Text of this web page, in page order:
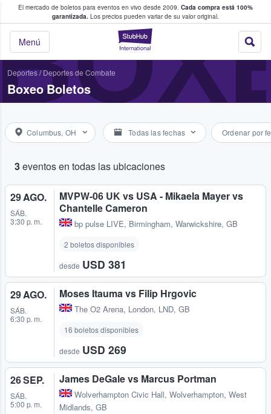
El mercado de boletos para eventos en vivo desde 2009. Cada compra está 100%
garantizada. Los precios pueden variar de su valor original.
StubHub: donde
Menú
fans compran y venden boletos
Deportes/Deportes de Combate
Boxeo Boletos
Columbus, OH Todas las fechas Ordenar por
3eventos en todas las ubicaciones
29 AGO.
SÁB.
3:30 p. m.
MVPW-06 UK vs USA - Mikaela Mayer vs
Chantelle Cameron
bp pulse LIVE, Birmingham, Warwickshire, GB
2 boletos disponibles
desde USD 381
29 AGO.
SÁB.
6:30 p. m.
Moses Itauma vs Filip Hrgovic
The O2 Arena, London, LND, GB
16 boletos disponibles
desde USD 269
26 SEP.
SÁB.
5:00 p. m.
James DeGale vs Marcus Portman
Wolverhampton Civic Hall, Wolverhampton, West
Midlands, GB